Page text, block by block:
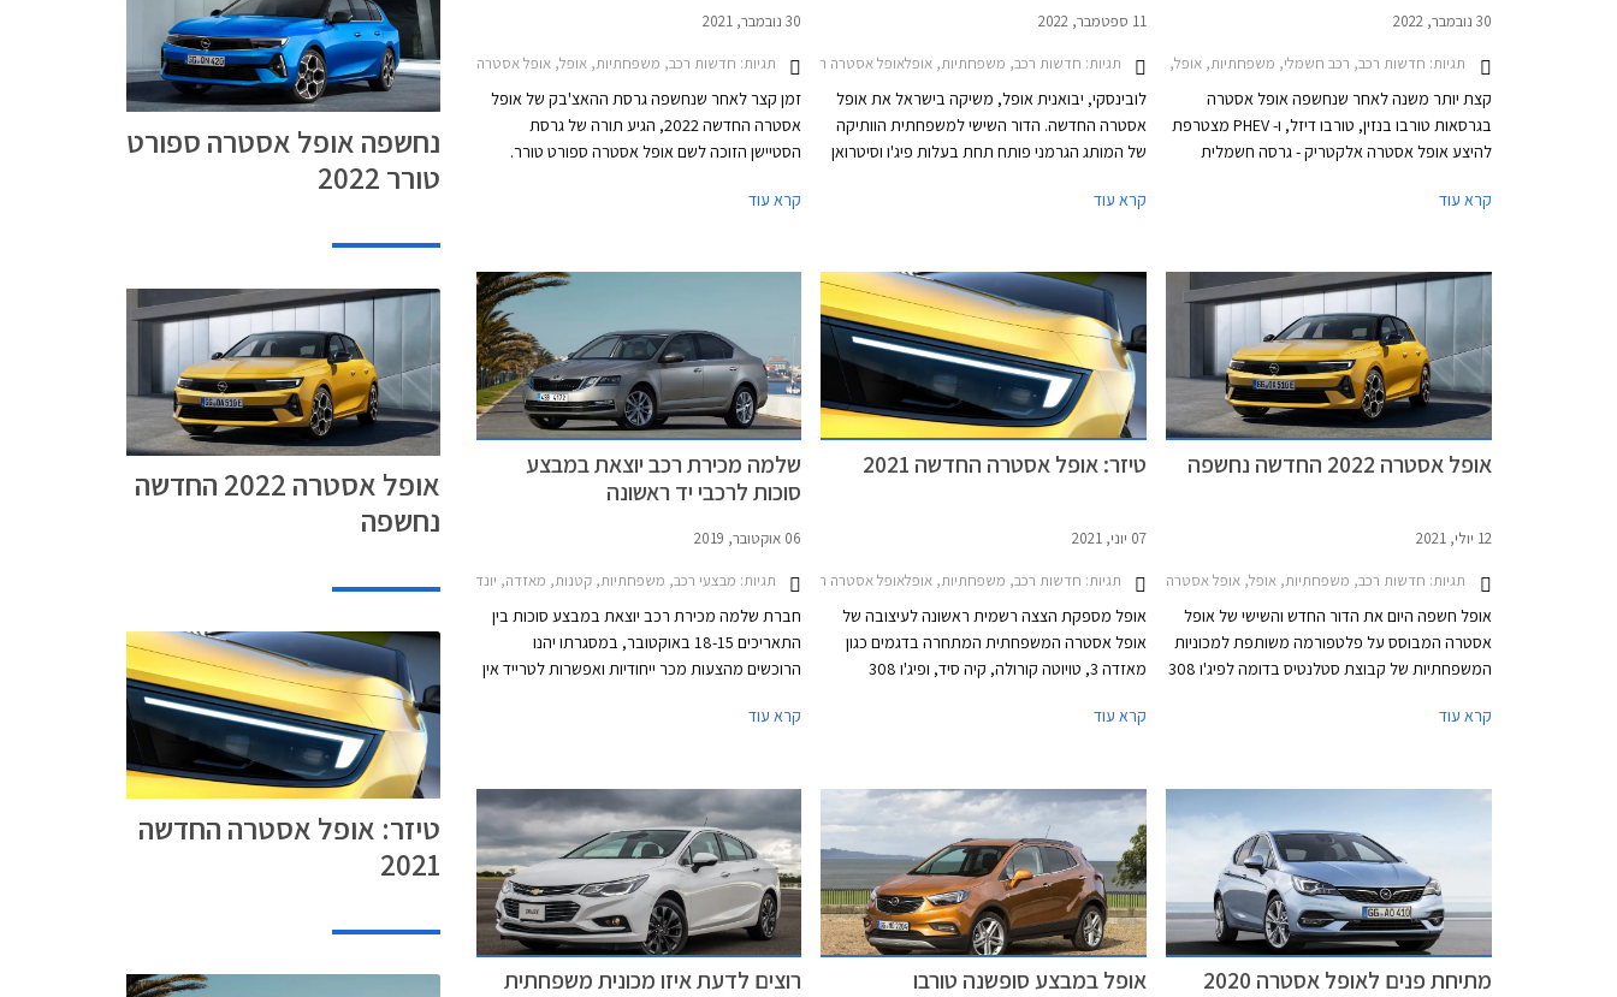
30 נובמבר, 2022
תגיות: חדשות רכב, רכב חשמלי, משפחתיות, אופל, אופל אסטרה האצ'בק 2022-2026חשמלאי רכב
קצת יותר משנה לאחר שנחשפה אופל אסטרה
בגרסאות טורבו בנזין, טורבו דיזל, ו- PHEV מצטרפת
להיצע אופל אסטרה אלקטריק - גרסה חשמלית
מדובר בהפתעה שכן האסטרטגיה של מותגי אופל,
הוצגה בגרסה חשמלית מוקדם יותר השנה.
קרא עוד
11 ספטמבר, 2022
תגיות: חדשות רכב, משפחתיות, אופלאופל אסטרה האצ'בק 2022-2026
לובינסקי, יבואנית אופל, משיקה בישראל את אופל
אסטרה החדשה. הדור השישי למשפחתית הוותיקה
של המותג הגרמני פותח תחת בעלות פיג'ו וסיטרואן
מתעכבת בדרכה אלינו. כחלק מהמיתוג החדש
הוצמד לה תג מחיר גבוה העומד על 158,990 ₪.
קרא עוד
30 נובמבר, 2021
תגיות: חדשות רכב, משפחתיות, אופל, אופל אסטרה סטיישן 2016-2019אופל אסטרה האצ'בק 2022-2026
זמן קצר לאחר שנחשפה גרסת ההאצ'בק של אופל
אסטרה החדשה 2022, הגיע תורה של גרסת
הסטיישן הזוכה לשם אופל אסטרה ספורט טורר.
קומפקטיות עדיין זוכות לביקוש גבוה בשוק הרכב
קרא עוד
אופל אסטרה 2022 החדשה נחשפה
12 יולי, 2021
תגיות: חדשות רכב, משפחתיות, אופל, אופל אסטרה האצ'בק 2022-2026אופל אסטרה 2022
אופל חשפה היום את הדור החדש והשישי של אופל
אסטרה המבוסס על פלטפורמה משותפת למכוניות
המשפחתיות של קבוצת סטלנטיס בדומה לפיג'ו 308
העדכנית של המותג ויוצע בין היתר עם שתי יחידות
קרא עוד
טיזר: אופל אסטרה החדשה 2021
07 יוני, 2021
תגיות: חדשות רכב, משפחתיות, אופלאופל אסטרה האצ'בק 2022-2026
אופל מספקת הצצה רשמית ראשונה לעיצובה של
אופל אסטרה המשפחתית המתחרה בדגמים כגון
מאזדה 3, טויוטה קורולה, קיה סיד, ופיג'ו 308
ממעיטה היצרנית בפרטים אך מדווחת כי לראשונה
קרא עוד
שלמה מכירת רכב יוצאת במבצע
סוכות לרכבי יד ראשונה
06 אוקטובר, 2019
תגיות: מבצעי רכב, משפחתיות, קטנות, מאזדה, יונדאי, אופל, סקודה, אופל אסטרה ברלינה 2012-2019, מאזדה 2 חמש דלתות 2015-2017, יונדאי i25 2011-2018סקודה אוקטביה 2013-2017
חברת שלמה מכירת רכב יוצאת במבצע סוכות בין
התאריכים 18-15 באוקטובר, במסגרתו יהנו
הרוכשים מהצעות מכר ייחודיות ואפשרות לטרייד אין
המכירה של קבוצת שלמה.
קרא עוד
מתיחת פנים לאופל אסטרה 2020 אופל במבצע סופשנה טורבו
רוצים לדעת איזו מכונית משפחתית
נחשפה אופל אסטרה ספורט
טורר 2022
אופל אסטרה 2022 החדשה
נחשפה
טיזר: אופל אסטרה החדשה
2021